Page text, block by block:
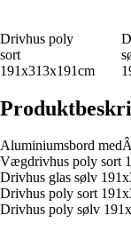
Drivhus poly
sort
191x313x191cm
Aluminiumsbord
Vægdrivhus poly sort
Drivhus glas sølv
Drivhus poly sort
Drivhus poly sølv